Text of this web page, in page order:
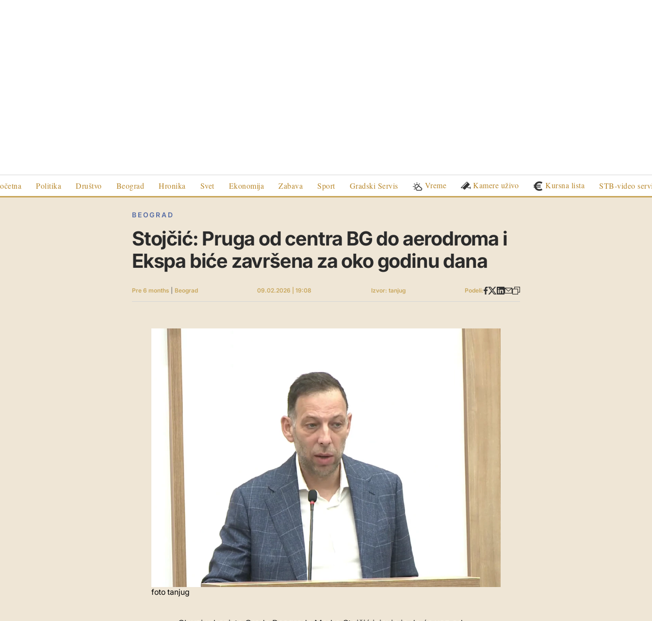
Politika Društvo Beograd Hronika Svet Ekonomija Zabava Sport Gradski Servis Vreme Kamere uživo Kursna lista STB-video
BEOGRAD
Stojčić: Pruga od centra BG do aerodroma i
Ekspa biće završena za oko godinu dana
Pre 6 months Beograd 09.02.2026 | 19:08 Izvor: tanjug Podeli:
foto tanjug